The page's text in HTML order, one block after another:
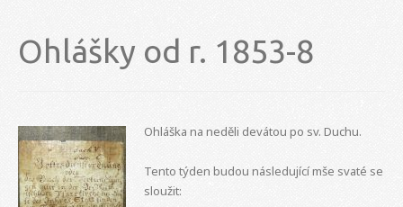
Ohlášky od r. 1853-8
Ohláška na neděli devátou po sv. Duchu.
Tento týden budou následující mše svaté se
sloužit: